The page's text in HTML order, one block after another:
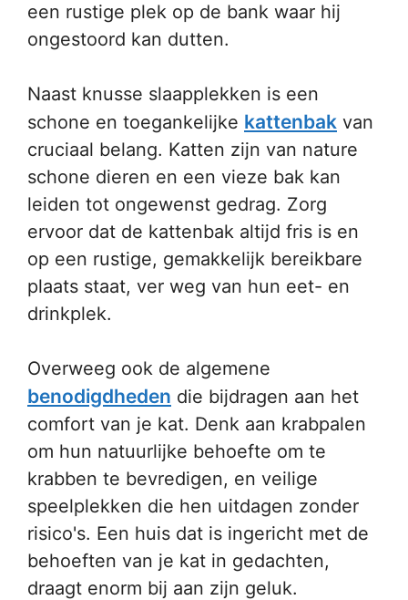
een rustige plek op de bank waar hij
ongestoord kan dutten.
Naast knusse slaapplekken is een
schone en toegankelijke kattenbak van
cruciaal belang. Katten zijn van nature
schone dieren en een vieze bak kan
leiden tot ongewenst gedrag. Zorg
ervoor dat de kattenbak altijd fris is en
op een rustige, gemakkelijk bereikbare
plaats staat, ver weg van hun eet- en
drinkplek.
Overweeg ook de algemene
benodigdheden die bijdragen aan het
comfort van je kat. Denk aan krabpalen
om hun natuurlijke behoefte om te
krabben te bevredigen, en veilige
speelplekken die hen uitdagen zonder
risico's. Een huis dat is ingericht met de
behoeften van je kat in gedachten,
draagt enorm bij aan zijn geluk.